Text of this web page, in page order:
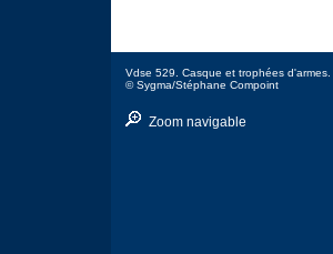
Vdse 529. Casque et trophées d'armes.
© Sygma/Stéphane Compoint
Zoom navigable